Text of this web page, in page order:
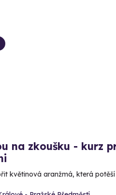
na zkoušku - kurz
květinová aranžmá, která potěší